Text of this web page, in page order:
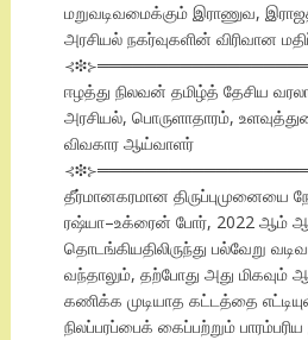
மறுவடிவமைக்கும் இராணுவ,
அரசியல் நகர்வுகளின் விரிவான
ஈழத்து நிலவன் தமிழ்த் தேசிய
அரசியல், பொருளாதாரம்,
விவகார ஆய்வாளர்
தீர்மானகரமான திருப்புமுனையை
ரஷ்யா–உக்ரைன் போர், 2022 ஆம்
தொடங்கியதிலிருந்து பல்வேறு
வந்தாலும், தற்போது அது மிகவும்
கணிக்க முடியாத கட்டத்தை
நிலப்பரப்பைக் கைப்பற்றும்